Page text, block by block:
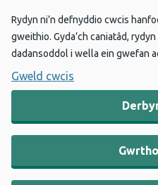
Rydyn ni’n defnyddio cwcis
gweithio. Gyda’ch caniatâd,
dadansoddol i wella ein gwefan
Gweld cwcis